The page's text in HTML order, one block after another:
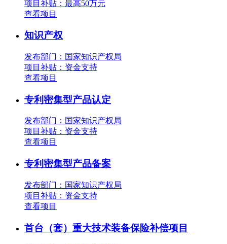
项目补贴： 最高50万元
查看项目
知识产权
发布部门：国家知识产权局
项目补贴： 资金支持
查看项目
专利密集型产品认定
发布部门：国家知识产权局
项目补贴： 资金支持
查看项目
专利密集型产品备案
发布部门：国家知识产权局
项目补贴： 资金支持
查看项目
首台（套）重大技术装备保险补偿项目